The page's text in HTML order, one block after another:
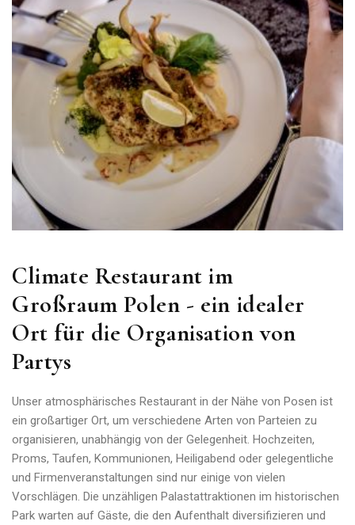
Climate Restaurant im
Großraum Polen - ein idealer
Ort für die Organisation von
Partys
Unser atmosphärisches Restaurant in der Nähe von Posen ist
ein großartiger Ort, um verschiedene Arten von Parteien zu
organisieren, unabhängig von der Gelegenheit. Hochzeiten,
Proms, Taufen, Kommunionen, Heiligabend oder gelegentliche
und Firmenveranstaltungen sind nur einige von vielen
Vorschlägen. Die unzähligen Palastattraktionen im historischen
Park warten auf Gäste, die den Aufenthalt diversifizieren und